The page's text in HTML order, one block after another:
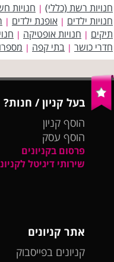
חנויות רשת (כללי) | חנויות
חנויות ילדים | אופנת ילדים |
תיקים | חנויות אופטיקה |
חדרי כושר | בתי קפה |
בעל קניון / חנות?
הוסף קניון
הוסף עסק
פרסום בקניונים
שירותי דיגיטל
אתר קניונים
קניונים בפייסבוק